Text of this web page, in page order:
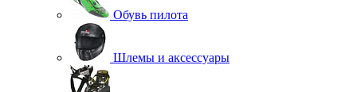
Обувь пилота
Шлемы и аксессуары